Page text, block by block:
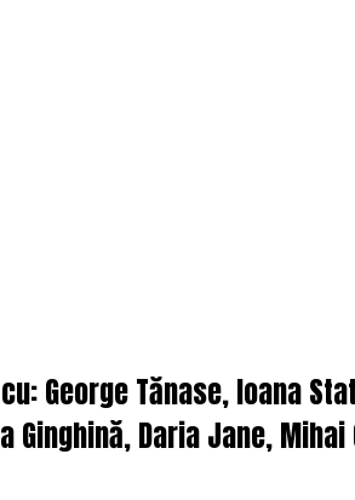
George Tănase, Ioana
Ginghină, Daria Jane, Mihai